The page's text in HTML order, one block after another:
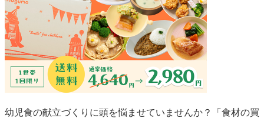
幼児食の献立づくりに頭を悩ませていませんか？「食材の買